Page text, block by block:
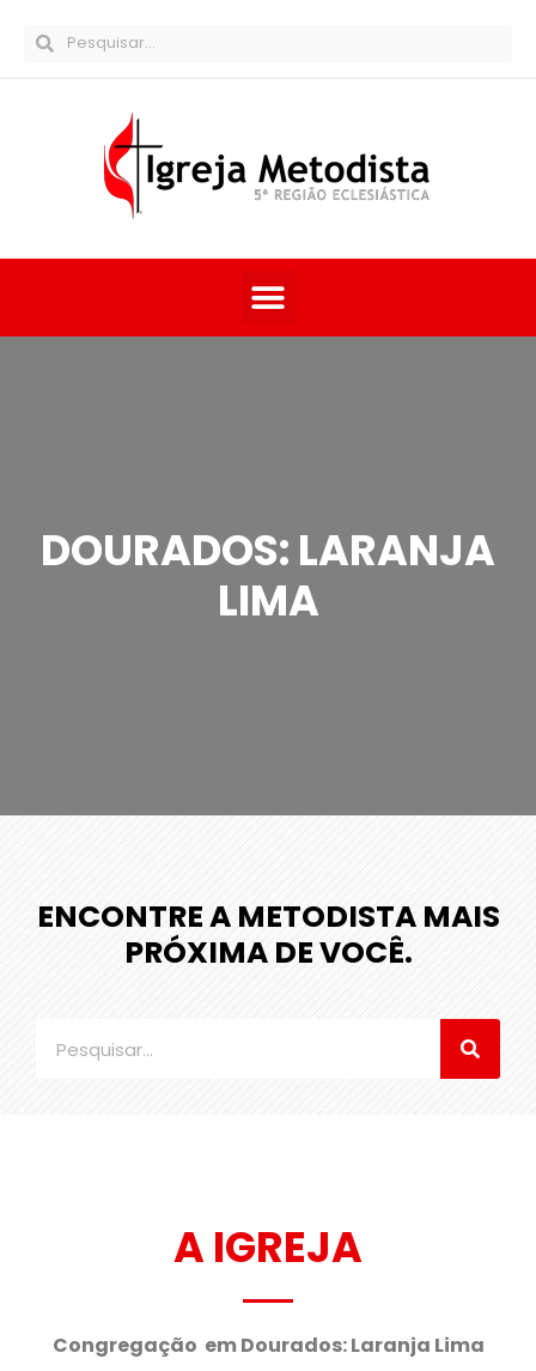
DOURADOS: LARANJA
LIMA
ENCONTRE A METODISTA MAIS
PRÓXIMA DE VOCÊ.
A IGREJA
Congregação em Dourados: Laranja Lima